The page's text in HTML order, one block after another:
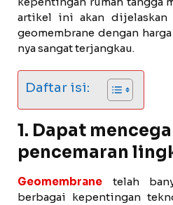
artikel ini akan dijelaskan
geomembrane dengan
nya sangat terjangkau.
Daftar isi:
1. Dapat
pencemaran
Geomembrane
telah
berbagai kepentingan